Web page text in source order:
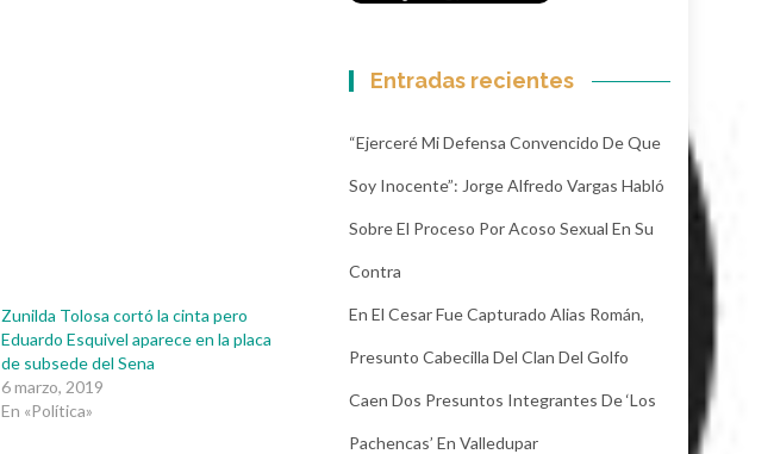
Zunilda Tolosa cortó la cinta pero
Eduardo Esquivel aparece en la placa
de subsede del Sena
6 marzo, 2019
En «Política»
Entradas recientes
“Ejerceré Mi Defensa Convencido De Que
Soy Inocente”: Jorge Alfredo Vargas Habló
Sobre El Proceso Por Acoso Sexual En Su
Contra
En El Cesar Fue Capturado Alias Román,
Presunto Cabecilla Del Clan Del Golfo
Caen Dos Presuntos Integrantes De ‘Los
Pachencas’ En Valledupar